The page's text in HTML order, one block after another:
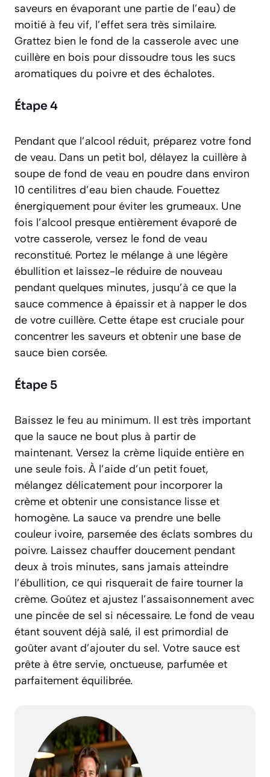
saveurs en évaporant une partie de l’eau) de
moitié à feu vif, l’effet sera très similaire.
Grattez bien le fond de la casserole avec une
cuillère en bois pour dissoudre tous les sucs
aromatiques du poivre et des échalotes.
Étape 4
Pendant que l’alcool réduit, préparez votre fond
de veau. Dans un petit bol, délayez la cuillère à
soupe de fond de veau en poudre dans environ
10 centilitres d’eau bien chaude. Fouettez
énergiquement pour éviter les grumeaux. Une
fois l’alcool presque entièrement évaporé de
votre casserole, versez le fond de veau
reconstitué. Portez le mélange à une légère
ébullition et laissez-le réduire de nouveau
pendant quelques minutes, jusqu’à ce que la
sauce commence à épaissir et à napper le dos
de votre cuillère. Cette étape est cruciale pour
concentrer les saveurs et obtenir une base de
sauce bien corsée.
Étape 5
Baissez le feu au minimum. Il est très important
que la sauce ne bout plus à partir de
maintenant. Versez la crème liquide entière en
une seule fois. À l’aide d’un petit fouet,
mélangez délicatement pour incorporer la
crème et obtenir une consistance lisse et
homogène. La sauce va prendre une belle
couleur ivoire, parsemée des éclats sombres du
poivre. Laissez chauffer doucement pendant
deux à trois minutes, sans jamais atteindre
l’ébullition, ce qui risquerait de faire tourner la
crème. Goûtez et ajustez l’assaisonnement avec
une pincée de sel si nécessaire. Le fond de veau
étant souvent déjà salé, il est primordial de
goûter avant d’ajouter du sel. Votre sauce est
prête à être servie, onctueuse, parfumée et
parfaitement équilibrée.